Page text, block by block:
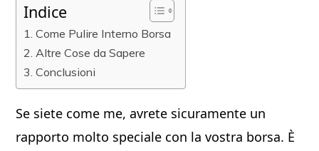
Indice
Come Pulire Interno Borsa
Altre Cose da Sapere
Conclusioni
Se siete come me, avrete sicuramente un
rapporto molto speciale con la vostra borsa. È